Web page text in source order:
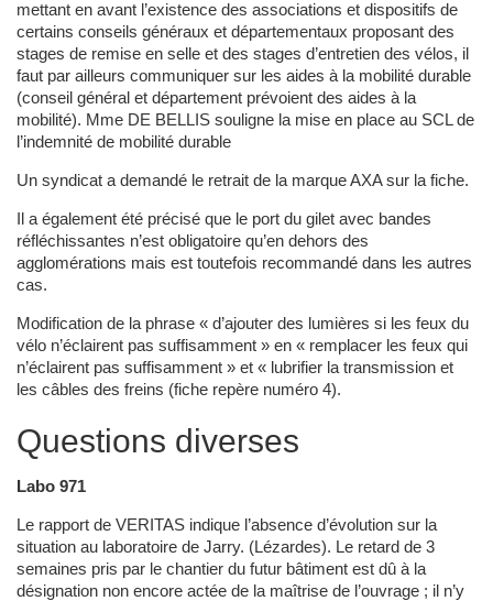
mettant en avant l’existence des associations et dispositifs de
certains conseils généraux et départementaux proposant des
stages de remise en selle et des stages d’entretien des vélos, il
faut par ailleurs communiquer sur les aides à la mobilité durable
(conseil général et département prévoient des aides à la
mobilité). Mme DE BELLIS souligne la mise en place au SCL de
l’indemnité de mobilité durable
Un syndicat a demandé le retrait de la marque AXA sur la fiche.
Il a également été précisé que le port du gilet avec bandes
réfléchissantes n’est obligatoire qu’en dehors des
agglomérations mais est toutefois recommandé dans les autres
cas.
Modification de la phrase « d’ajouter des lumières si les feux du
vélo n’éclairent pas suffisamment » en « remplacer les feux qui
n’éclairent pas suffisamment » et « lubrifier la transmission et
les câbles des freins (fiche repère numéro 4).
Questions diverses
Labo 971
Le rapport de VERITAS indique l’absence d’évolution sur la
situation au laboratoire de Jarry. (Lézardes). Le retard de 3
semaines pris par le chantier du futur bâtiment est dû à la
désignation non encore actée de la maîtrise de l’ouvrage ; il n’y